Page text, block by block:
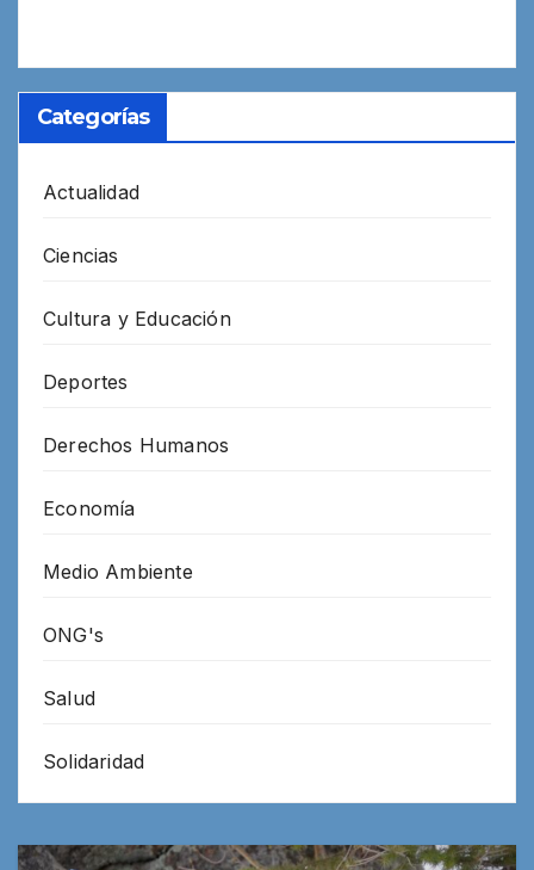
Categorías
Actualidad
Ciencias
Cultura y Educación
Deportes
Derechos Humanos
Economía
Medio Ambiente
ONG's
Salud
Solidaridad